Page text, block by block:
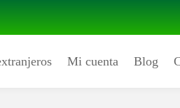
Mi cuenta Blog